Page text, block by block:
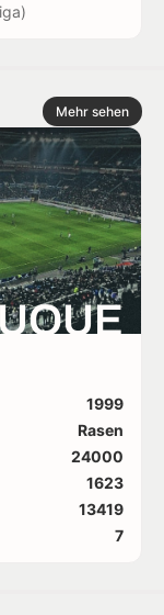
Mehr sehen
1999
Rasen
24000
1623
13419
7